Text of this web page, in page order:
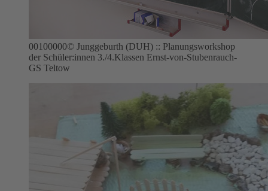
00100000© Junggeburth (DUH) :: Planungsworkshop
der Schüler:innen 3./4.Klassen Ernst-von-Stubenrauch-
GS Teltow